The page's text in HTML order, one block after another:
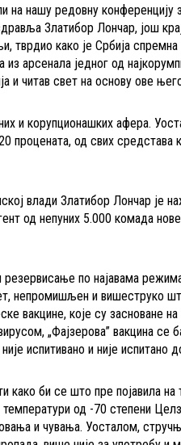
нашу редовну конференцију
Златибор Лончар, још
тврдио како је Србија
арсенала једног од
и читав свет на основу ове
и корупционашких афера.
од свих средстава
влади Златибор Лончар је
од непуних 5.000 комада
резервисање по најавама
непромишљен и вишеструко
вакцине, које су засноване
„Фајзерова” вакцина се
испитивано и није испитано
како би се што пре појавила
од -70 степени
и чувања. Уосталом,